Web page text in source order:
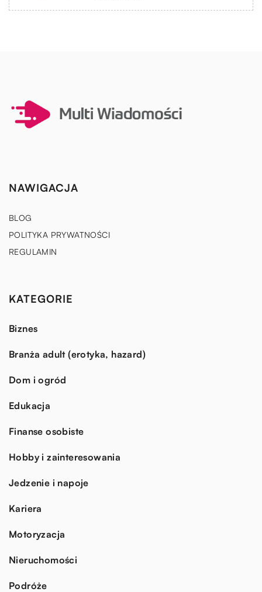
NAWIGACJA
BLOG
POLITYKA PRYWATNOŚCI
REGULAMIN
KATEGORIE
Biznes
Branża adult (erotyka, hazard)
Dom i ogród
Edukacja
Finanse osobiste
Hobby i zainteresowania
Jedzenie i napoje
Kariera
Motoryzacja
Nieruchomości
Podróże